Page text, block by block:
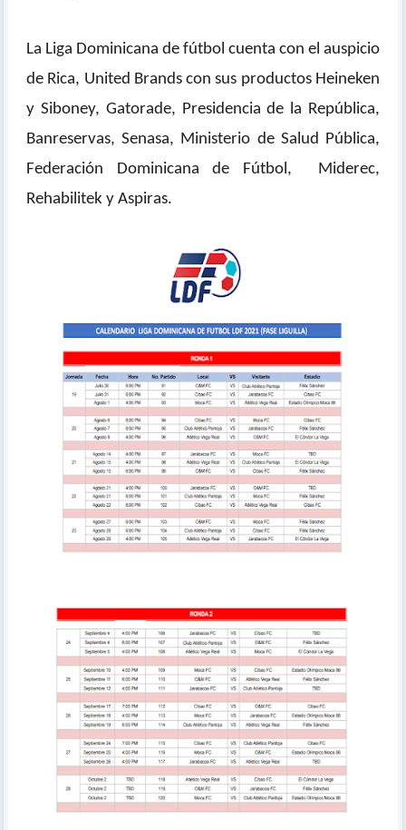
La Liga Dominicana de fútbol cuenta con el auspicio
de Rica, United Brands con sus productos Heineken
y Siboney, Gatorade, Presidencia de la República,
Banreservas, Senasa, Ministerio de Salud Pública,
Federación Dominicana de Fútbol, Miderec,
Rehabilitek y Aspiras.